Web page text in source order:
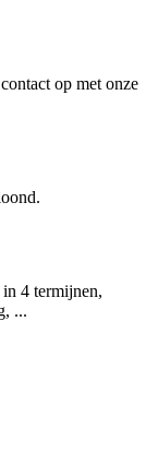
op met onze
4 termijnen,
...